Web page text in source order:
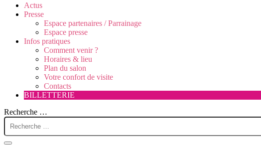
Actus
Presse
Espace partenaires / Parrainage
Espace presse
Infos pratiques
Comment venir ?
Horaires & lieu
Plan du salon
Votre confort de visite
Contacts
BILLETTERIE
Recherche …